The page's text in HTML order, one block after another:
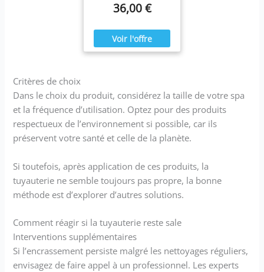
Spa Time bayrol
36,00 €
Critères de choix
Dans le choix du produit, considérez la taille de votre spa
et la fréquence d’utilisation. Optez pour des produits
respectueux de l’environnement si possible, car ils
préservent votre santé et celle de la planète.
Si toutefois, après application de ces produits, la
tuyauterie ne semble toujours pas propre, la bonne
méthode est d’explorer d’autres solutions.
Comment réagir si la tuyauterie reste sale
Interventions supplémentaires
Si l’encrassement persiste malgré les nettoyages réguliers,
envisagez de faire appel à un professionnel. Les experts